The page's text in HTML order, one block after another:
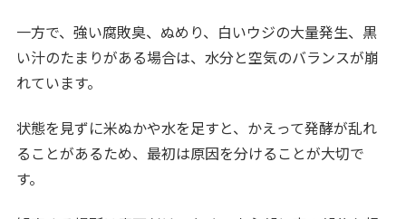
一方で、強い腐敗臭、ぬめり、白いウジの大量発生、黒
い汁のたまりがある場合は、水分と空気のバランスが崩
れています。
状態を見ずに米ぬかや水を足すと、かえって発酵が乱れ
ることがあるため、最初は原因を分けることが大切で
す。